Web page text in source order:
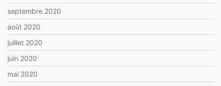
septembre 2020
août 2020
juillet 2020
juin 2020
mai 2020